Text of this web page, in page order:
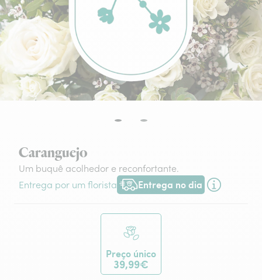
Caranguejo
Um buquê acolhedor e reconfortante.
Entrega por um florista
Entrega no dia
Entrega hoje ou na data à tua
Preço único
39,99€